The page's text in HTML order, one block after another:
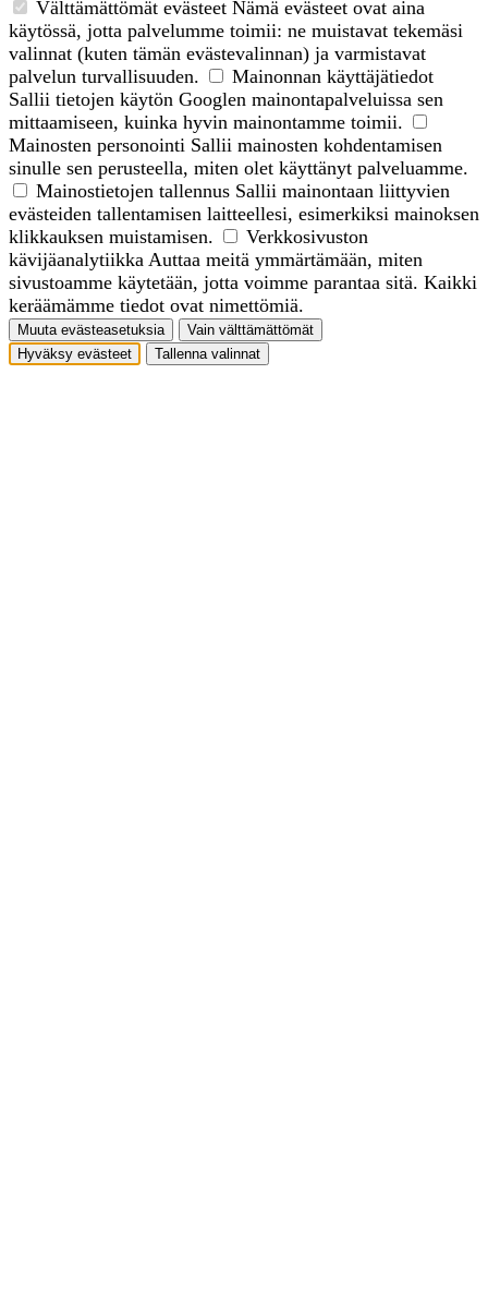
Välttämättömät evästeet Nämä evästeet ovat aina
käytössä, jotta palvelumme toimii: ne muistavat tekemäsi
valinnat (kuten tämän evästevalinnan) ja varmistavat
palvelun turvallisuuden.
Mainonnan käyttäjätiedot
Sallii tietojen käytön Googlen mainontapalveluissa sen
mittaamiseen, kuinka hyvin mainontamme toimii.
Mainosten personointi Sallii mainosten kohdentamisen
sinulle sen perusteella, miten olet käyttänyt palveluamme.
Mainostietojen tallennus Sallii mainontaan liittyvien
evästeiden tallentamisen laitteellesi, esimerkiksi mainoksen
klikkauksen muistamisen.
Verkkosivuston
kävijäanalytiikka Auttaa meitä ymmärtämään, miten
sivustoamme käytetään, jotta voimme parantaa sitä. Kaikki
keräämämme tiedot ovat nimettömiä.
Muuta evästeasetuksia
Vain välttämättömät
Hyväksy evästeet
Tallenna valinnat